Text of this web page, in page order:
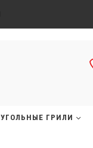
УГОЛЬНЫЕ ГРИЛИ